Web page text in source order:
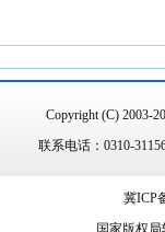
Copyright (C) 2003-
联系电话：0310-
冀ICP
国家版权局